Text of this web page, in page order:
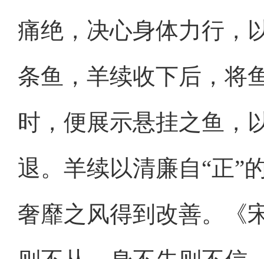
痛绝，决心身体力行，
条鱼，羊续收下后，将
时，便展示悬挂之鱼，
退。羊续以清廉自“正”
奢靡之风得到改善。《